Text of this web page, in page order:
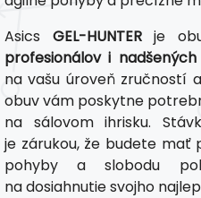
Asics GEL-HUNTERje
profesionálov i
na vašu úroveň zručností
obuv vám poskytne
na sálovom ihrisku.
je zárukou, že budete mať
pohyby a slobodu
na dosiahnutie svojho